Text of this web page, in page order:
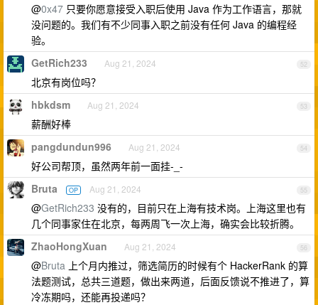
@0x47 只要你愿意接受入职后使用 Java 作为工作语言，那就
没问题的。我们有不少同事入职之前没有任何 Java 的编程经
验。
52
GetRich233 Aug 21, 2024
北京有岗位吗？
53
hbkdsm Aug 21, 2024
薪酬好棒
54
pangdundun996 Aug 21, 2024
好公司帮顶，虽然两年前一面挂-_-
55
Bruta OP Aug 21, 2024
@GetRich233 没有的，目前只在上海有技术岗。上海这里也有
几个同事家住在北京，每两周飞一次上海，确实会比较折腾。
56
ZhaoHongXuan Aug 21, 2024
@Bruta 上个月内推过，筛选简历的时候有个 HackerRank 的算
法题测试，总共三道题，做出来两道，后面反馈说不推进了，算
冷冻期吗，还能再投递吗？